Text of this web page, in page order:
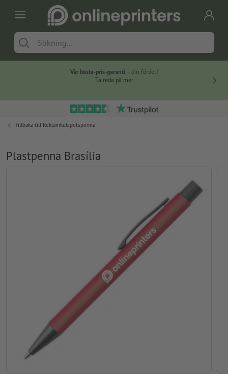
Vår bästa-pris-garanti – din fördel!
Ta reda på mer
Tillbaka till Reklamkulspetspenna
Plastpenna Brasília